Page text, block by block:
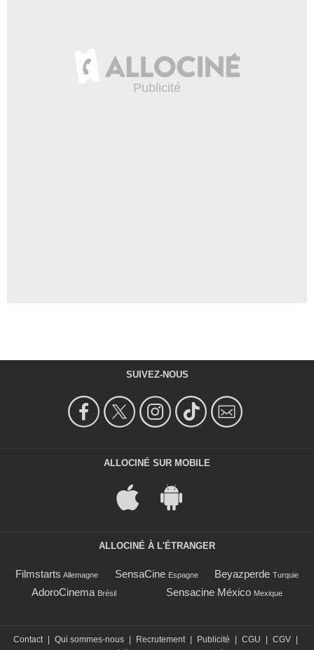
SUIVEZ-NOUS
ALLOCINÉ SUR MOBILE
ALLOCINÉ À L'ÉTRANGER
Filmstarts Allemagne SensaCine Espagne Beyazperde Turquie
AdoroCinema Brésil Sensacine México Mexique
Contact | Qui sommes-nous | Recrutement | Publicité | CGU | CGV |